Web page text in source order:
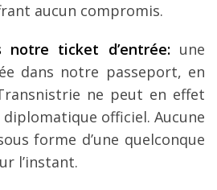
aucun compromis.
notre ticket d’entrée:une
dans notre passeport, en
ne peut en effet
officiel. Aucune
forme d’une quelconque
l’instant.